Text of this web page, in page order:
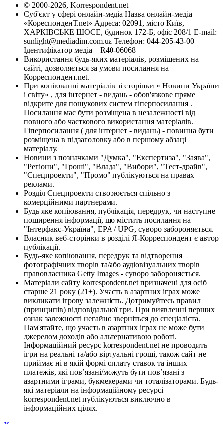
© 2000-2026, Korrespondent.net
Суб'єкт у сфері онлайн-медіа Назва онлайн-медіа –
«КореспонденТ.net» Адреса: 02091, місто Київ,
ХАРКІВСЬКЕ ШОСЕ, будинок 172-Б, офіс 208/1 E-mail:
sunlight@mediadim.com.ua Телефон: 044-205-43-00
Ідентифікатор медіа – R40-06068
Використання будь-яких матеріалів, розміщених на
сайті, дозволяється за умови посилання на
Корреспондент.net.
При копіюванні матеріалів зі сторінки « Новини України
і світу» , для інтернет - видань - обов'язкове пряме
відкрите для пошукових систем гіперпосилання .
Посилання має бути розміщена в незалежності від
повного або часткового використання матеріалів.
Гіперпосилання ( для інтернет - видань) - повинна бути
розміщена в підзаголовку або в першому абзаці
матеріалу.
Новини з позначками "Думка", "Експертиза", "Заява",
"Регіони", "Гроші", "Влада", "Вибори", "Тест-драйв",
"Спецпроекти", "Промо" публікуються на правах
реклами.
Розділ Спецпроекти створюється спільно з
комерційними партнерами.
Будь яке копіювання, публікація, передрук, чи наступне
поширення інформації, що містить посилання на
"Інтерфакс-Україна", EPA / UPG, суворо забороняється.
Власник веб-сторінки в розділі Я-Корреспондент є автор
публікації.
Будь-яке копіювання, передрук та відтворення
фотографічних творів та/або аудіовізуальних творів
правовласника Getty Images - суворо забороняється.
Матеріали сайту korrespondent.net призначені для осіб
старше 21 року (21+). Участь в азартних іграх може
викликати ігрову залежність. Дотримуйтесь правил
(принципів) відповідальної гри. При виявленні перших
ознак залежності негайно зверніться до спеціаліста.
Пам'ятайте, що участь в азартних іграх не може бути
джерелом доходів або альтернативою роботі.
Інформаційний ресурс korrespondent.net не проводить
ігри на реальні та/або віртуальні гроші, також сайт не
приймає ні в якій формі оплату ставок та інших
платежів, які пов’язані/можуть бути пов’язані з
азартними іграми, букмекерами чи тоталізаторами. Будь-
які матеріали на інформаційному ресурсі
korrespondent.net публікуються виключно в
інформаційних цілях.